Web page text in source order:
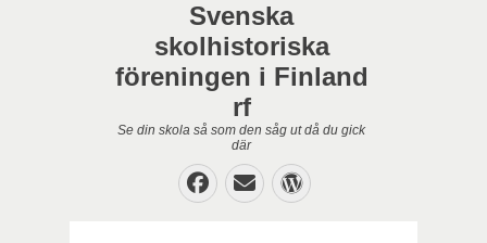
Svenska
skolhistoriska
föreningen i Finland
rf
Se din skola så som den såg ut då du gick
där
Facebook
E-
post
WordPress